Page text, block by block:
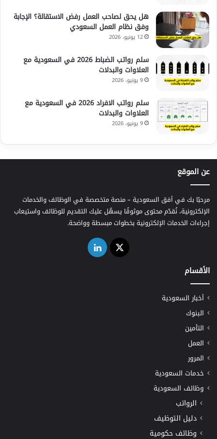
هل يحق لصاحب العمل رفض الاستقالة؟ الإجابة
وفق نظام العمل السعودي
12 يونيو، 2026
سلم رواتب الضباط 2026 في السعودية مع
العلاوات والبدلات
9 يونيو، 2026
سلم رواتب الافراد 2026 في السعودية مع
العلاوات والبدلات
9 يونيو، 2026
عن الموقع
مرحبًا بك في أفق السعودية – منصة متخصصة في الوظائف والخدمات
الإلكترونية، نُقدّم محتوى موثوقًا يسهّل عليك التقديم للوظائف واستيعاب
إجراءات الخدمات الإلكترونية بخطوات مبسطة وواضحة.
‫X لينكدإن
الأقسام
أخبار السعودية
البنوك
التأمين
العمل
المرور
خدمات السعودية
وظائف السعودية
الرواتب
دليل التوظيف
وظائف حكومية